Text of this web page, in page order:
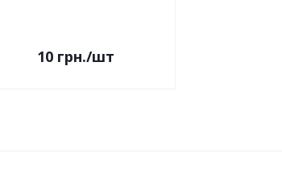
10грн./шт